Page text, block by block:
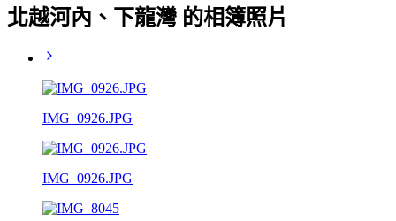
北越河內、下龍灣 的相簿照片
IMG_0926.JPG
IMG_0926.JPG